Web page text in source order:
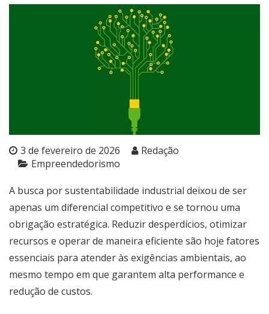
3 de fevereiro de 2026
Redação
Empreendedorismo
A busca por sustentabilidade industrial deixou de ser
apenas um diferencial competitivo e se tornou uma
obrigação estratégica. Reduzir desperdícios, otimizar
recursos e operar de maneira eficiente são hoje fatores
essenciais para atender às exigências ambientais, ao
mesmo tempo em que garantem alta performance e
redução de custos.